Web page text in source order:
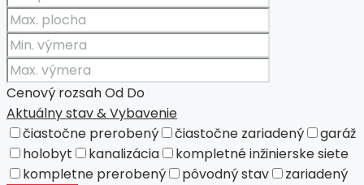
Cenový rozsahOd Do
Aktuálny stav & Vybavenie
čiastočne prerobený
čiastočne zariadený
garáž
holobyt
kanalizácia
kompletné inžinierske siete
kompletne prerobený
pôvodný stav
zariadený